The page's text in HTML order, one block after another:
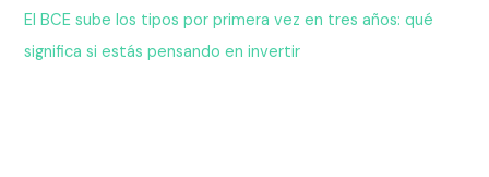
El BCE sube los tipos por primera vez en tres años: qué
significa si estás pensando en invertir